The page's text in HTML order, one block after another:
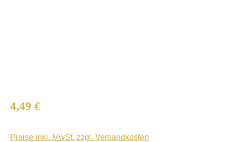
Regulärer Preis:
4,49 €
Preise inkl. MwSt. zzgl. Versandkosten